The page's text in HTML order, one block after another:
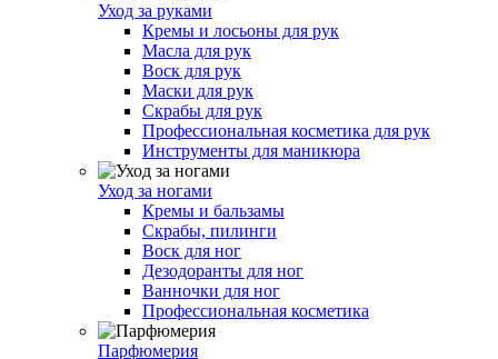
Уход за руками
Кремы и лосьоны для рук
Масла для рук
Воск для рук
Маски для рук
Скрабы для рук
Профессиональная косметика для рук
Инструменты для маникюра
Уход за ногами
Кремы и бальзамы
Скрабы, пилинги
Воск для ног
Дезодоранты для ног
Ванночки для ног
Профессиональная косметика
Парфюмерия